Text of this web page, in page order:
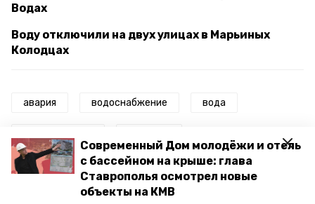
Современный Дом молодёжи и отель
с бассейном на крыше: глава
Ставрополья осмотрел новые
объекты на КМВ
Водах
Воду отключили на двух улицах в Марьиных
Колодцах
авария водоснабжение вода
второй микрорайон ставрополье
ставропольский край минеральные воды